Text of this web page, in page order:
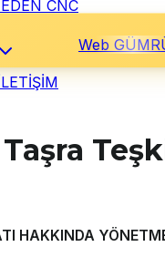
CNC
Web
HAKKINDA